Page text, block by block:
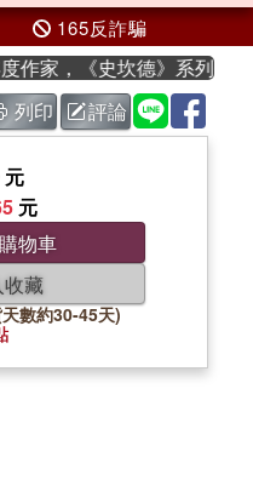
165反詐騙
，《史坎德》系列帶你踏
列印 評論
元
元
物車
收藏
數約30-45天)